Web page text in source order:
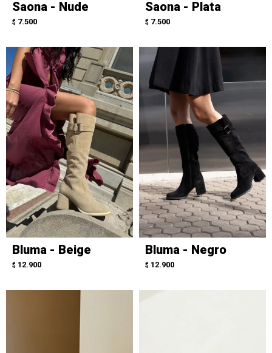
Saona - Nude
$ 7.500
Saona - Plata
$ 7.500
Bluma - Beige
$ 12.900
Bluma - Negro
$ 12.900